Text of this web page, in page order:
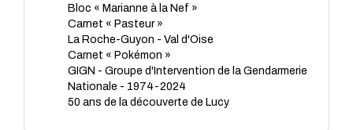
TP - Mai 2022
TP - Avril 2022
TP - Mars 2022
TP - Février 2022
TP - Janvier 2022
TP - Novembre 2021
TP - Octobre 2021
Bloc « Marianne à la Nef »
Carnet « Pasteur »
La Roche-Guyon - Val d'Oise
Carnet « Pokémon »
GIGN - Groupe d'Intervention de la Gendarmerie
Nationale - 1974-2024
50 ans de la découverte de Lucy